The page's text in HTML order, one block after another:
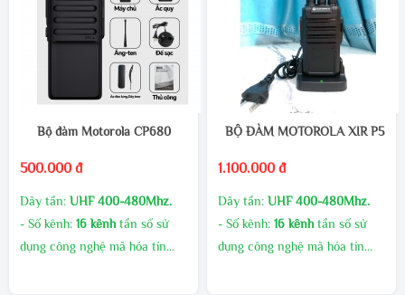
Bộ đàm Motorola CP680
500.000 đ
Dãy tần: UHF 400-480Mhz.
- Số kênh: 16 kênh tần số sử
dụng công nghệ mã hóa tín
BỘ ĐÀM MOTOROLA XIR P550
1.100.000 đ
Dãy tần: UHF 400-480Mhz.
- Số kênh: 16 kênh tần số sử
dụng công nghệ mã hóa tín